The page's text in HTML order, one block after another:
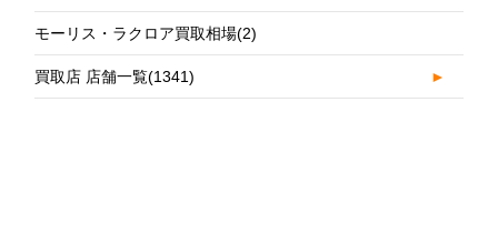
モーリス・ラクロア買取相場(2)
買取店 店舗一覧(1341) ►